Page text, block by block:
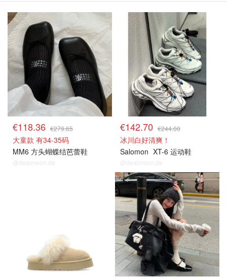
€118.36 €279.65
大童款 有34-35码
MM6 方头蝴蝶结芭蕾鞋
@dealmoon.de
€142.70 €244.00
冰川白好清爽！
Salomon XT-6 运动鞋
@dealmoon.de